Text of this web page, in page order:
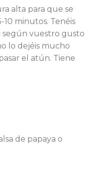
alta para que se
minutos. Tenéis
según vuestro gusto
lo dejéis mucho
el atún. Tiene
de papaya o